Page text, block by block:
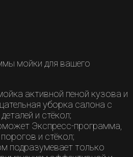
мойки для вашего
активной пеной кузова и
уборка салона с
и стёкол;
Экспресс-программа,
и стёкол;
подразумевает только